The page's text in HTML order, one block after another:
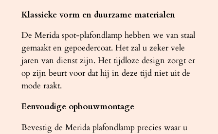
Klassieke vorm en duurzame materialen
De Merida spot-plafondlamp hebben we van staal
gemaakt en gepoedercoat. Het zal u zeker vele
jaren van dienst zijn. Het tijdloze design zorgt er
op zijn beurt voor dat hij in deze tijd niet uit de
mode raakt.
Eenvoudige opbouwmontage
Bevestig de Merida plafondlamp precies waar u